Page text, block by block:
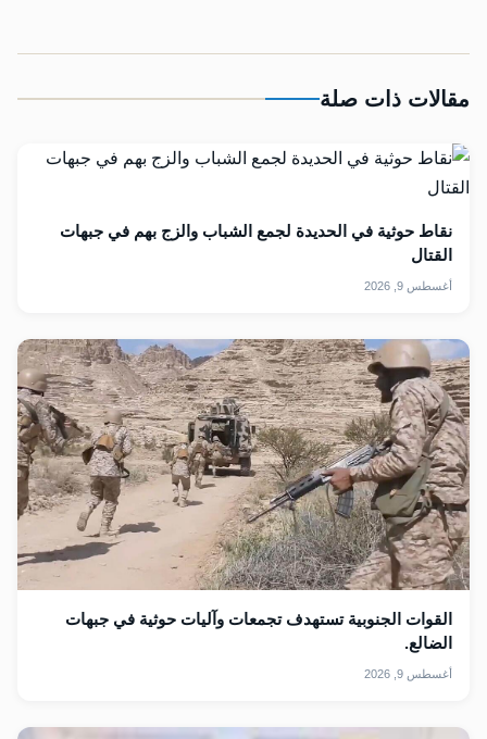
مقالات ذات صلة
نقاط حوثية في الحديدة لجمع الشباب والزج بهم في جبهات
القتال
أغسطس 9, 2026
القوات الجنوبية تستهدف تجمعات وآليات حوثية في جبهات
الضالع.
أغسطس 9, 2026